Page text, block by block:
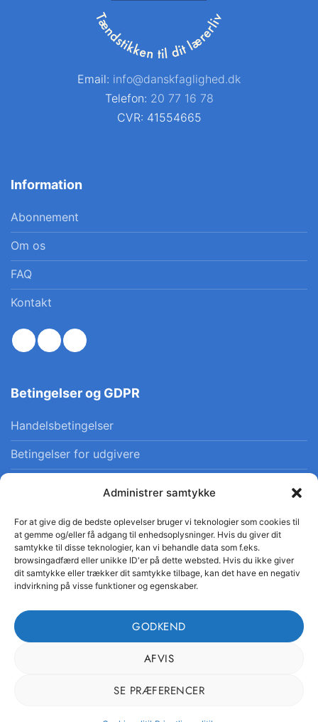
Administrer samtykke
For at give dig de bedste oplevelser bruger vi teknologier som cookies til
at gemme og/eller få adgang til enhedsoplysninger. Hvis du giver dit
samtykke til disse teknologier, kan vi behandle data som f.eks.
browsingadfærd eller unikke ID'er på dette websted. Hvis du ikke giver
dit samtykke eller trækker dit samtykke tilbage, kan det have en negativ
indvirkning på visse funktioner og egenskaber.
GODKEND
AFVIS
SE PRÆFERENCER
Email: info@danskfaglighed.dk
Telefon: 20 77 16 78
CVR: 41554665
Information
Abonnement
Om os
FAQ
Kontakt
Betingelser og GDPR
Handelsbetingelser
Betingelser for udgivere
forbeholdes
Visa MasterCard